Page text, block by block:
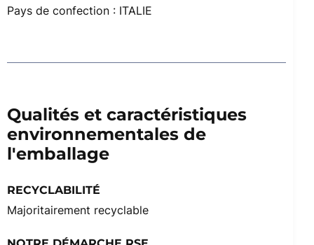
Pays de confection : ITALIE
Qualités et caractéristiques
environnementales de
l'emballage
RECYCLABILITÉ
Majoritairement recyclable